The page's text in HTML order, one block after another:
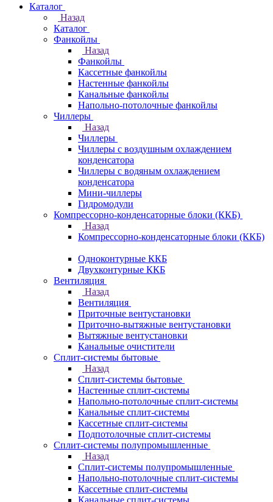
Каталог
Назад
Каталог
Фанкойлы
Назад
Фанкойлы
Кассетные фанкойлы
Настенные фанкойлы
Канальные фанкойлы
Напольно-потолочные фанкойлы
Чиллеры
Назад
Чиллеры
Чиллеры с воздушным охлаждением
конденсатора
Чиллеры с водяным охлаждением
конденсатора
Мини-чиллеры
Гидромодули
Компрессорно-конденсаторные блоки (ККБ)
Назад
Компрессорно-конденсаторные блоки (ККБ)
Одноконтурные ККБ
Двухконтурные ККБ
Вентиляция
Назад
Вентиляция
Приточные вентустановки
Приточно-вытяжные вентустановки
Вытяжные вентустановки
Канальные очистители
Сплит-системы бытовые
Назад
Сплит-системы бытовые
Настенные сплит-системы
Напольно-потолочные сплит-системы
Канальные сплит-системы
Кассетные сплит-системы
Подпотолочные сплит-системы
Сплит-системы полупромышленные
Назад
Сплит-системы полупромышленные
Напольно-потолочные сплит-системы
Кассетные сплит-системы
Канальные сплит-системы